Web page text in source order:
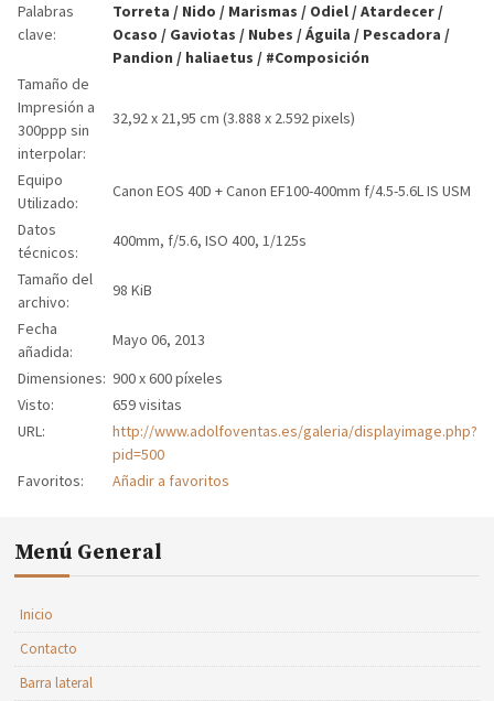
Palabras
clave:
Torreta / Nido / Marismas / Odiel/Atardecer/
Ocaso / Gaviotas / Nubes /Águila / Pescadora /
Pandion / haliaetus / #Composición
Tamaño de
Impresión a
300ppp sin
interpolar:
32,92 x 21,95 cm (3.888 x 2.592 pixels)
Equipo
Utilizado:
Canon EOS 40D + Canon EF100-400mm f/4.5-5.6L IS USM
Datos
técnicos:
400mm, f/5.6, ISO 400, 1/125s
Tamaño del
archivo:
98 KiB
Fecha
añadida:
Mayo 06, 2013
Dimensiones: 900 x 600 píxeles
Visto:
659 visitas
URL:
http://www.adolfoventas.es/galeria/displayimage.php?
pid=500
Favoritos:
Añadir a favoritos
Menú General
Inicio
Contacto
Barra lateral